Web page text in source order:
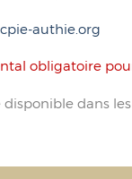
authie.org
obligatoire
dans